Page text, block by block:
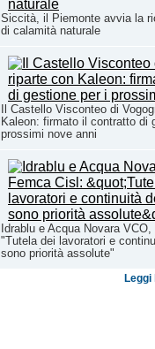
Siccità, il Piemonte avvia la
di calamità naturale
Il Castello Visconteo di
Kaleon: firmato il contratto di
prossimi nove anni
Idrablu e Acqua Novara
"Tutela dei lavoratori e
sono priorità assolute"